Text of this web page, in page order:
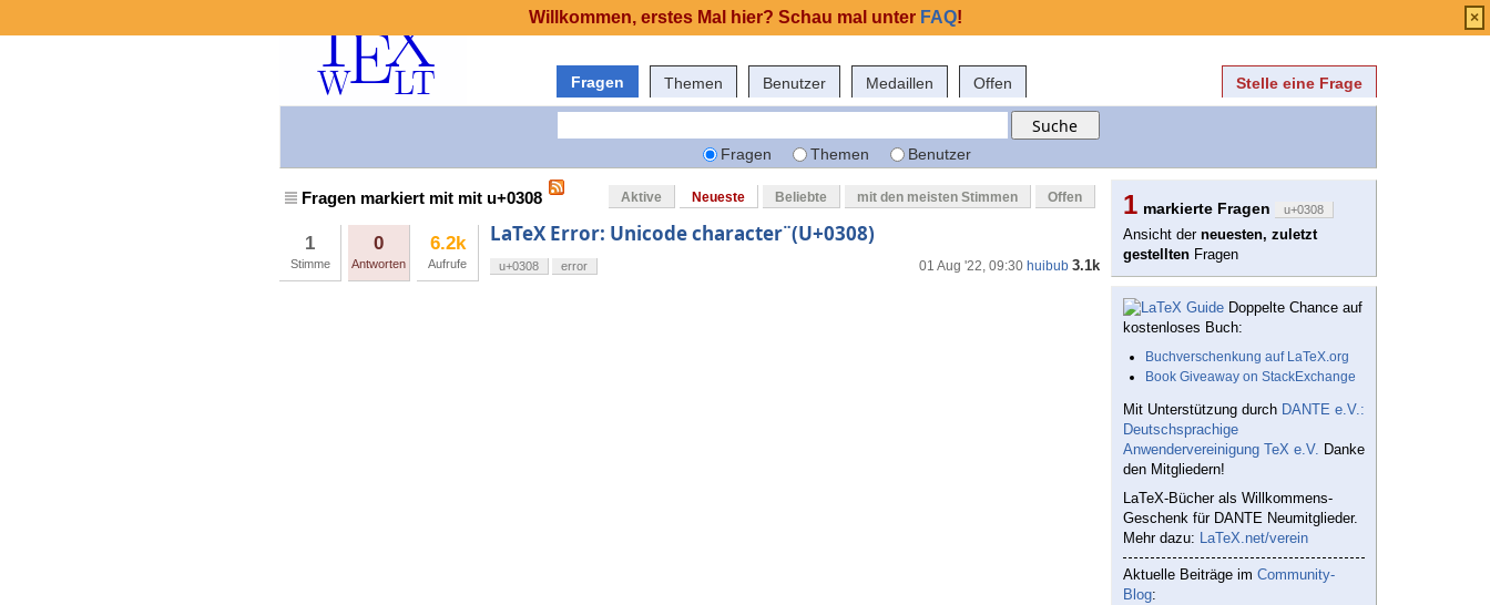
Fragen Themen Benutzer Medaillen Offen Stelle eine Frage
Fragen Themen Benutzer
Fragen markiert mit mit u+0308 Aktive Neueste Beliebte mit den meisten Stimmen Offen
1
Stimme
0
Antworten
6.2k
Aufrufe
LaTeX Error: Unicode character ̈ (U+0308)
01 Aug '22, 09:30 huibub 3.1k
u+0308 error
1 markierte Fragen u+0308
Ansicht der neuesten, zuletzt
gestellten Fragen
Doppelte Chance auf
kostenloses Buch:
Buchverschenkung auf LaTeX.org
Book Giveaway on StackExchange
Mit Unterstützung durch DANTE e.V.:
Deutschsprachige
Anwendervereinigung TeX e.V. Danke
den Mitgliedern!
LaTeX-Bücher als Willkommens-
Geschenk für DANTE Neumitglieder.
Mehr dazu: LaTeX.net/verein
Aktuelle Beiträge im Community-
Blog:
Willkommen, erstes Mal hier? Schau mal unter FAQ! ×